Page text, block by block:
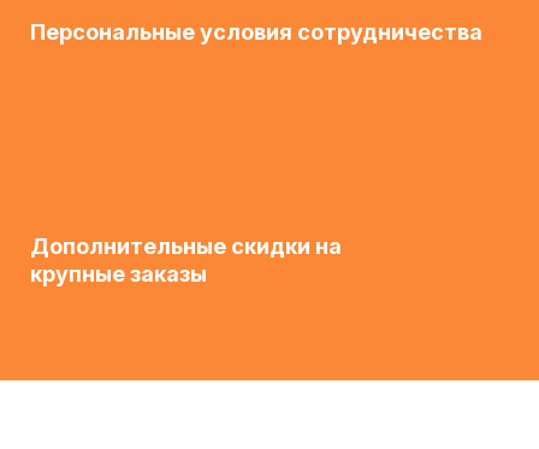
Персональные условия сотрудничества
Дополнительные скидки на
крупные заказы